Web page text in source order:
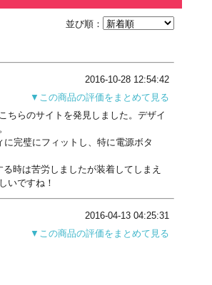
並び順：
2016-10-28 12:54:42
▼この商品の評価をまとめて見る
ちらのサイトを発見しました。デザイ
完璧にフィットし、特に電源ボタ
時は苦労しましたが装着してしまえ
いですね！
2016-04-13 04:25:31
▼この商品の評価をまとめて見る